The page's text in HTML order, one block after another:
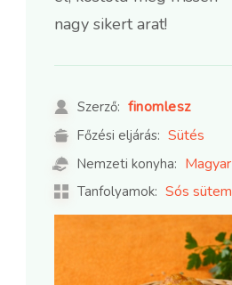
nagy sikert arat!
Szerző: finomlesz
Főzési eljárás: Sütés
Nemzeti konyha:
Tanfolyamok: Sós